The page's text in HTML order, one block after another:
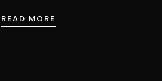
READ MORE